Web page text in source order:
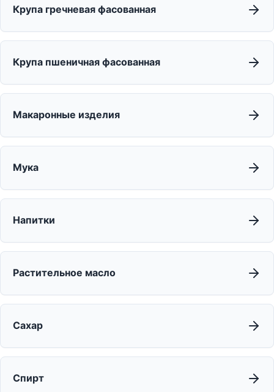
Крупа гречневая фасованная
Крупа пшеничная фасованная
Макаронные изделия
Мука
Напитки
Растительное масло
Сахар
Спирт